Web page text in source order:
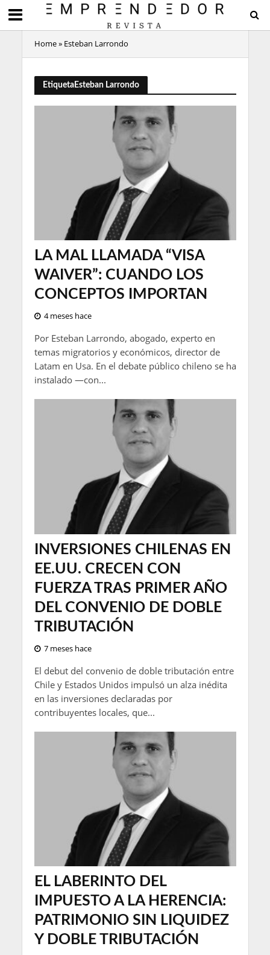
Home» Esteban Larrondo
EtiquetaEsteban Larrondo
LA MAL LLAMADA “VISA
WAIVER”: CUANDO LOS
CONCEPTOS IMPORTAN
4 meses hace
Por Esteban Larrondo, abogado, experto en
temas migratorios y económicos, director de
Latam en Usa. En el debate público chileno se ha
instalado —con...
INVERSIONES CHILENAS EN
EE.UU. CRECEN CON
FUERZA TRAS PRIMER AÑO
DEL CONVENIO DE DOBLE
TRIBUTACIÓN
7 meses hace
El debut del convenio de doble tributación entre
Chile y Estados Unidos impulsó un alza inédita
en las inversiones declaradas por
contribuyentes locales, que...
EL LABERINTO DEL
IMPUESTO A LA HERENCIA:
PATRIMONIO SIN LIQUIDEZ
Y DOBLE TRIBUTACIÓN